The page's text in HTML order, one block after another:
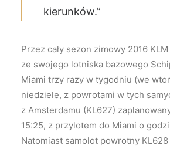
kierunków.”
Przez cały sezon zimowy 2016
ze swojego lotniska bazowego
Miami trzy razy w tygodniu (we
niedziele, z powrotami w tych
z Amsterdamu (KL627)
15:25, z przylotem do Miami o
Natomiast samolot powrotny